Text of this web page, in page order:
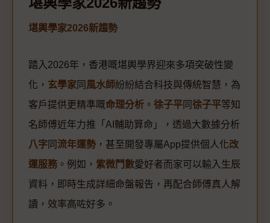
堪輿學家2026新趨勢
踏入2026年，香港嘅堪輿學界迎來多項突破性變
化， 玄學家 同 風水師紛紛結合科技與傳統智慧，為
客戶提供更精準嘅命理分析 。 徐子平 同 徐子平等知
名師傅近年力推「AI輔助算命」，透過大數據分析
八字 同 流年運勢 ，甚至開發專屬App提供個人化改
運服務 。例如， 紫微鬥數愛好者而家可以輸入生辰
資料，即時生成詳細命盤報告，再配合師傅真人解
讀，效率高咗好多。